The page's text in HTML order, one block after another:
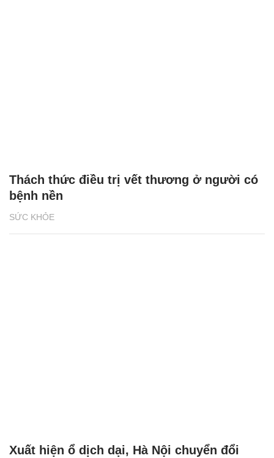
SỨC KHỎE
Thách thức điều trị vết thương ở người có
bệnh nền
Xuất hiện ổ dịch dại, Hà Nội chuyển đổi